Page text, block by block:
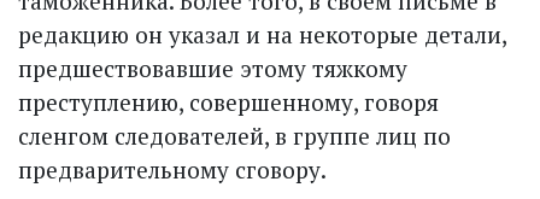
редакцию он указал и на некоторые детали,
предшествовавшие этому тяжкому
преступлению, совершенному, говоря
сленгом следователей, в группе лиц по
предварительному сговору.